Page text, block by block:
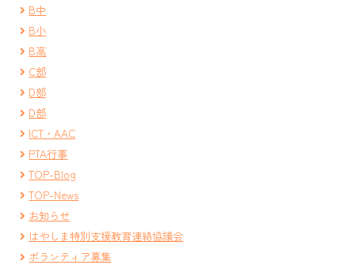
B中
B小
B高
C部
D部
D部
ICT・AAC
PTA行事
TOP-Blog
TOP-News
お知らせ
はやしま特別支援教育連絡協議会
ボランティア募集